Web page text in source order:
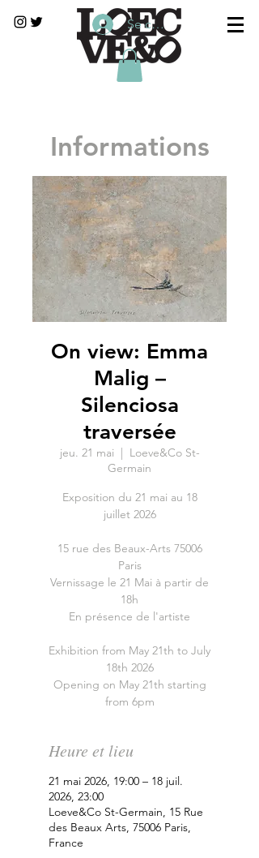
Se connecter
Informations
On view: Emma
Malig –
Silenciosa
traversée
jeu. 21 mai
  |
Loeve&Co St-
Germain
Exposition du 21 mai au 18
juillet 2026
15 rue des Beaux-Arts 75006
Paris
Vernissage le 21 Mai à partir de
18h
En présence de l'artiste
Exhibition from May 21th to July
18th 2026
Opening on May 21th starting
from 6pm
Heure et lieu
21 mai 2026, 19:00 – 18 juil.
2026, 23:00
Loeve&Co St-Germain, 15 Rue
des Beaux Arts, 75006 Paris,
France